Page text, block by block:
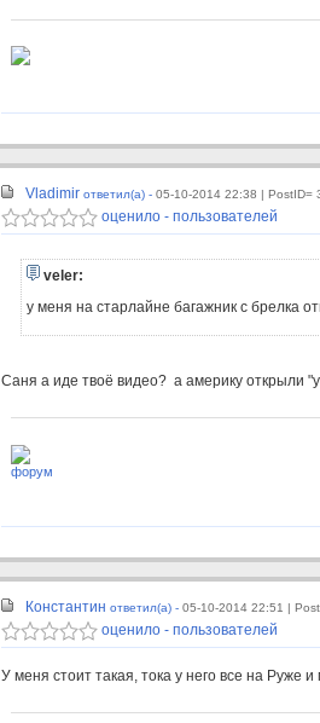
Vladimir ответил(а) - 05-10-2014 22:38 | PostID=
оценило - пользователей
veler:
у меня на старлайне багажник с брелка
Саня а иде твоё видео? а америку открыли
форум
Константин ответил(а) - 05-10-2014 22:51 |
оценило - пользователей
У меня стоит такая, тока у него все на Руже